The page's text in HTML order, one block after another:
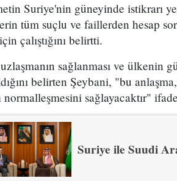
Suriye'nin güneyinde istikrarı
tüm suçlu ve faillerden hesap
çalıştığını belirtti.
sağlanması ve ülkenin
belirten Şeybani, "bu
normalleşmesini sağlayacaktır"
Suriye ile Suudi